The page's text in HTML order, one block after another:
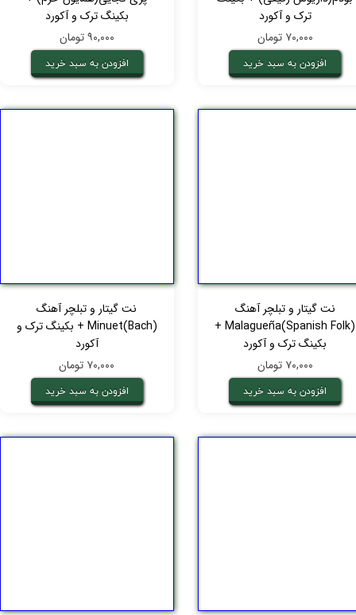
ترک و آکورد
۷۰,۰۰۰ تومان
افزودن به سبد خرید
بکینگ ترک و آکورد
۹۰,۰۰۰ تومان
افزودن به سبد خرید
نت گیتار و تبلچر آهنگ
Malagueña(Spanish Folk) +
بکینگ ترک و آکورد
۷۰,۰۰۰ تومان
افزودن به سبد خرید
نت گیتار و تبلچر آهنگ
Minuet(Bach) + بکینگ ترک و
آکورد
۷۰,۰۰۰ تومان
افزودن به سبد خرید